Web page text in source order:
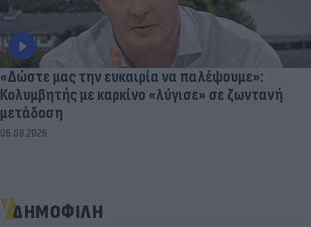
«Δώστε μας την ευκαιρία να παλέψουμε»:
Κολυμβητής με καρκίνο «λύγισε» σε ζωντανή
μετάδοση
06.08.2026
ΔΗΜΟΦΙΛΗ